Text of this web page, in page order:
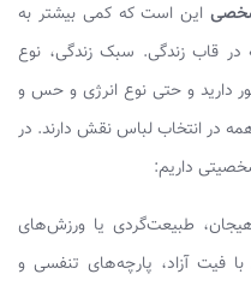
این است که کمی بیشتر به
در قاب زندگی. سبک زندگی، نوع
دارید و حتی نوع انرژی و حس و
در انتخاب لباس نقش دارند. در
داریم:
طبیعت‌گردی یا ورزش‌های
فیت آزاد، پارچه‌های تنفسی و